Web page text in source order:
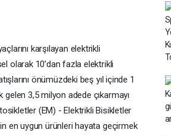
karşılayan elektrikli
olarak 10’dan fazla elektrikli
önümüzdeki beş yıl içinde 1
3,5 milyon adede çıkarmayı
(EM) - Elektrikli Bisikletler
en uygun ürünleri hayata geçirmek